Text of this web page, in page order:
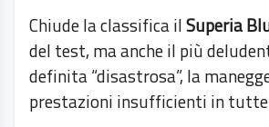
Chiude la classifica ilSuperia
del test, ma anche il più
definita “disastrosa”, la
prestazioni insufficienti in